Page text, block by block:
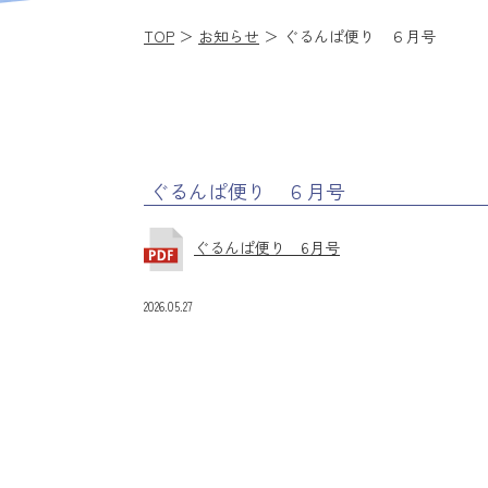
TOP ＞ お知らせ ＞ ぐるんぱ便り ６月号
ぐるんぱ便り ６月号
ぐるんぱ便り 6月号
2026.05.27